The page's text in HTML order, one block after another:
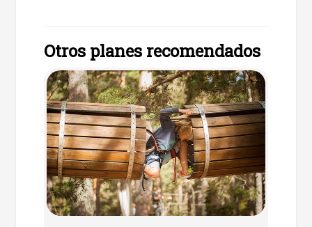
Otros planes recomendados